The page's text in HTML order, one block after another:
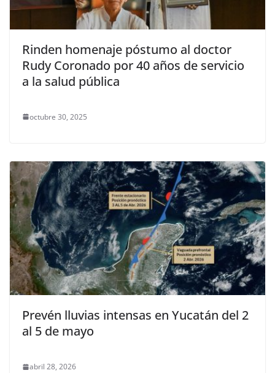
Rinden homenaje póstumo al doctor
Rudy Coronado por 40 años de servicio
a la salud pública
octubre 30, 2025
Prevén lluvias intensas en Yucatán del 2
al 5 de mayo
abril 28, 2026